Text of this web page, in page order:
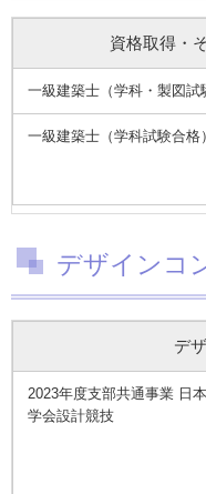
資格取得・
一級建築士（学科・製図試
一級建築士（学科試験合格）
デザインコ
デ
2023年度支部共通事業 日
学会設計競技